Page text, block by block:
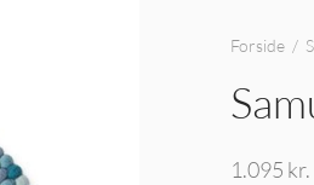
Forside /
1.095 kr.